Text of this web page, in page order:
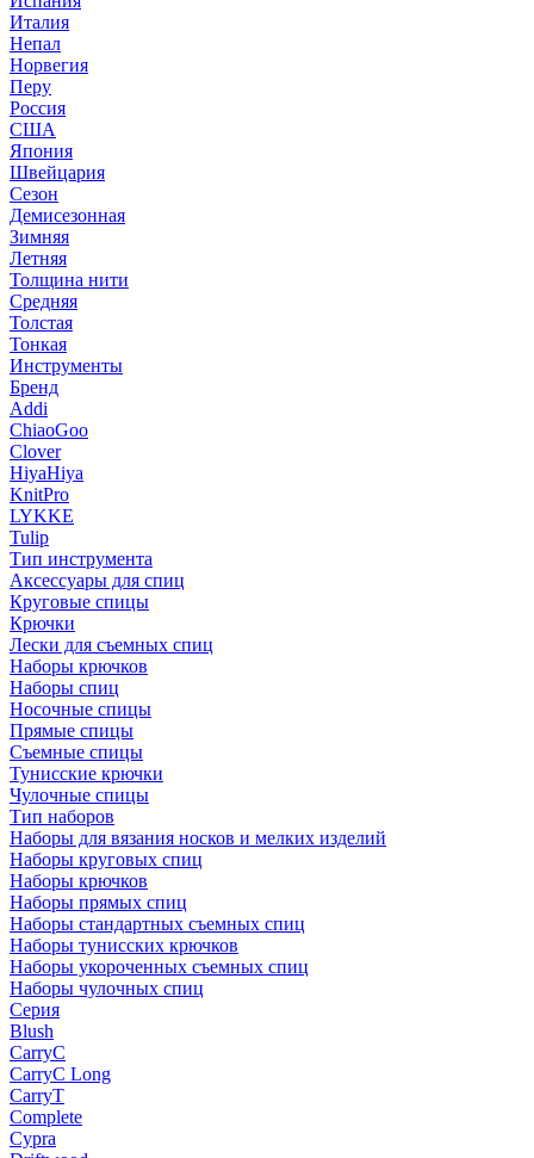
Италия
Непал
Норвегия
Перу
Россия
США
Япония
Швейцария
Сезон
Демисезонная
Зимняя
Летняя
Толщина нити
Средняя
Толстая
Тонкая
Инструменты
Бренд
Addi
ChiaoGoo
Clover
HiyaHiya
KnitPro
LYKKE
Tulip
Тип инструмента
Аксессуары для спиц
Круговые спицы
Крючки
Лески для съемных спиц
Наборы крючков
Наборы спиц
Носочные спицы
Прямые спицы
Съемные спицы
Тунисские крючки
Чулочные спицы
Тип наборов
Наборы для вязания носков и мелких изделий
Наборы круговых спиц
Наборы крючков
Наборы прямых спиц
Наборы стандартных съемных спиц
Наборы тунисских крючков
Наборы укороченных съемных спиц
Наборы чулочных спиц
Серия
Blush
CarryC
CarryC Long
CarryT
Complete
Cypra